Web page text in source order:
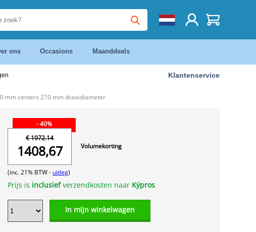
ons Occasions Maanddeals
Klantenservice
mm centers 210 mm draaidiameter
- 40%
€ 1972.14
1408,67
(inc. 21% BTW - uitleg)
Volumekorting
Prijs is inclusiefverzendkosten naar Kýpros
In mijn winkelwagen